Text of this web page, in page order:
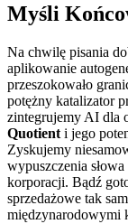
Myśli
Na chwilę pisania
aplikowanie
przeszokowało
potężny katalizator
zintegrujemy AI dla
Quotient i jego
Zyskujemy
wypuszczenia
korporacji. Bądź
sprzedażowe tak
międzynarodowymi